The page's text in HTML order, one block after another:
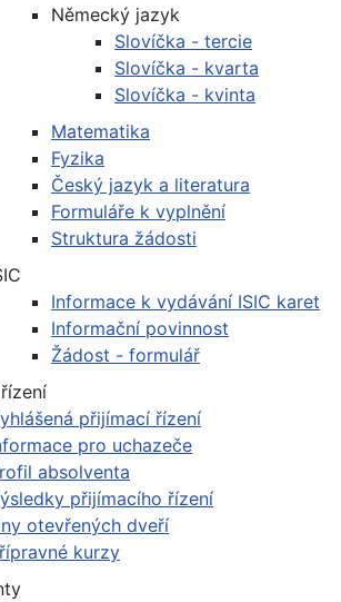
Německý jazyk
Slovíčka - tercie
Slovíčka - kvarta
Slovíčka - kvinta
Matematika
Fyzika
Český jazyk a literatura
Formuláře k vyplnění
Struktura žádosti
Informace k vydávání ISIC karet
Informační povinnost
Žádost - formulář
přijímací řízení
pro uchazeče
absolventa
přijímacího řízení
otevřených dveří
kurzy